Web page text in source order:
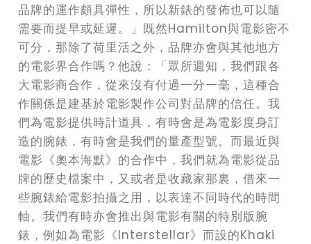
品牌的運作頗具彈性，所以新錶的發佈也可以隨
需要而提早或延遲。」既然Hamilton與電影密不
可分，那除了荷里活之外，品牌亦會與其他地方
的電影界合作嗎？他說：「眾所週知，我們跟各
大電影商合作，從來沒有付過一分一毫，這種合
作關係是建基於電影製作公司對品牌的信任。我
們為電影提供時計道具，有時會是為電影度身訂
造的腕錶，有時會是我們的量產型號。而最近與
電影《奧本海默》的合作中，我們就為電影從品
牌的歷史檔案中，又或者是收藏家那裏，借來一
些腕錶給電影拍攝之用，以表達不同時代的時間
軸。我們有時亦會推出與電影有關的特別版腕
錶，例如為電影《Interstellar》而設的Khaki